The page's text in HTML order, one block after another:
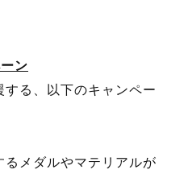
ン
る、以下のキャンペー
るメダルやマテリアルが